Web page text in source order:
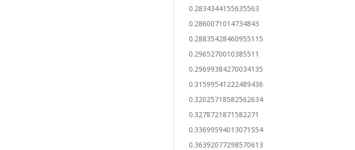
0.2834344155635563
0.2860071014734843
0.28835428460955115
0.2965270010385511
0.29699384270034135
0.31599541222489436
0.32025718582562634
0.3278721871582271
0.33699594013071554
0.36392077298570613